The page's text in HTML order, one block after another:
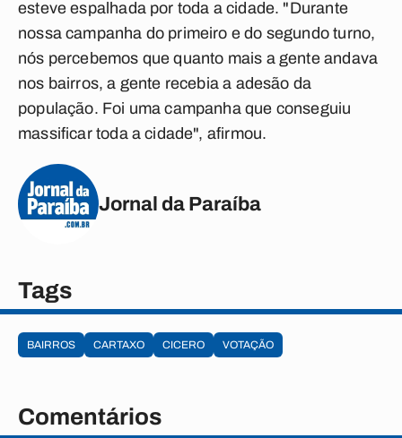
esteve espalhada por toda a cidade. "Durante
nossa campanha do primeiro e do segundo turno,
nós percebemos que quanto mais a gente andava
nos bairros, a gente recebia a adesão da
população. Foi uma campanha que conseguiu
massificar toda a cidade", afirmou.
Jornal da Paraíba
Tags
BAIRROS CARTAXO CICERO VOTAÇÃO
Comentários